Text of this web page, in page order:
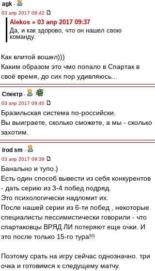
agk -
03 апр 2017 09:42
Alekos » 03 апр 2017 09:37
Да, и как здорово, что он нашел свою
команду.
Как влитой вошел)))
Каким образом это чмо попало в Спартак в
своё время, до сих пор удивляюсь...
Спектр -
03 апр 2017 09:40
Бразильская система по-российски.
Вы выиграете, сколько сможете, а мы - сколько
захотим.
irod sm -
03 апр 2017 09:39
Банально и тупо.)
Есть один способ вывести из себя конкурентов
- дать серию из 3-4 побед подряд.
Это психологически надломит их.
После нашей серии из 6-ти побед , некоторые
специалисты пессимистически говорили - что
спартаковцы ВРЯД ЛИ потеряют еще очки. И
это после только 15-го тура!!!
Поэтому срать на игру сейчас однозначно. три
очка и готовимся к следущему матчу.